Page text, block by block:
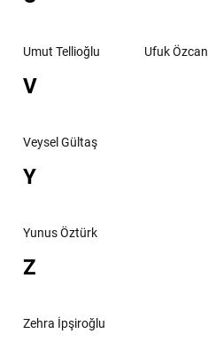
Umut Tellioğlu Ufuk Özcan
V
Veysel Gültaş
Y
Yunus Öztürk
Z
Zehra İpşiroğlu